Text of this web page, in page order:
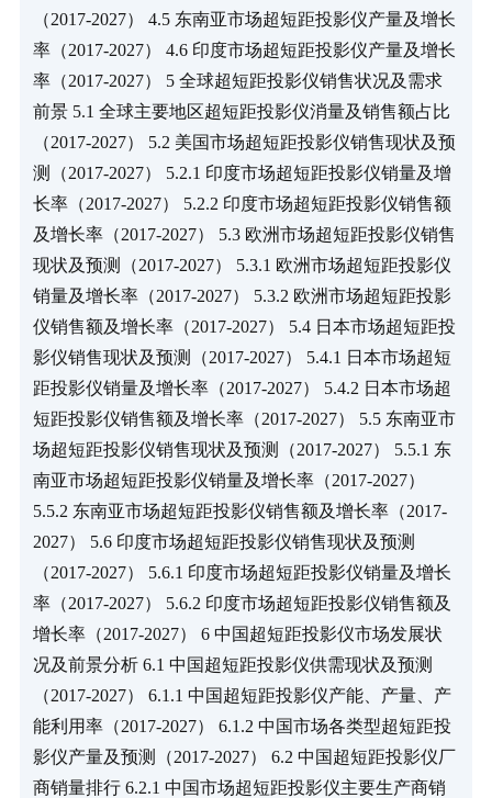
（2017-2027） 4.5 东南亚市场超短距投影仪产量及增长
率（2017-2027） 4.6 印度市场超短距投影仪产量及增长
率（2017-2027） 5 全球超短距投影仪销售状况及需求
前景 5.1 全球主要地区超短距投影仪消量及销售额占比
（2017-2027） 5.2 美国市场超短距投影仪销售现状及预
测（2017-2027） 5.2.1 印度市场超短距投影仪销量及增
长率（2017-2027） 5.2.2 印度市场超短距投影仪销售额
及增长率（2017-2027） 5.3 欧洲市场超短距投影仪销售
现状及预测（2017-2027） 5.3.1 欧洲市场超短距投影仪
销量及增长率（2017-2027） 5.3.2 欧洲市场超短距投影
仪销售额及增长率（2017-2027） 5.4 日本市场超短距投
影仪销售现状及预测（2017-2027） 5.4.1 日本市场超短
距投影仪销量及增长率（2017-2027） 5.4.2 日本市场超
短距投影仪销售额及增长率（2017-2027） 5.5 东南亚市
场超短距投影仪销售现状及预测（2017-2027） 5.5.1 东
南亚市场超短距投影仪销量及增长率（2017-2027）
5.5.2 东南亚市场超短距投影仪销售额及增长率（2017-
2027） 5.6 印度市场超短距投影仪销售现状及预测
（2017-2027） 5.6.1 印度市场超短距投影仪销量及增长
率（2017-2027） 5.6.2 印度市场超短距投影仪销售额及
增长率（2017-2027） 6 中国超短距投影仪市场发展状
况及前景分析 6.1 中国超短距投影仪供需现状及预测
（2017-2027） 6.1.1 中国超短距投影仪产能、产量、产
能利用率（2017-2027） 6.1.2 中国市场各类型超短距投
影仪产量及预测（2017-2027） 6.2 中国超短距投影仪厂
商销量排行 6.2.1 中国市场超短距投影仪主要生产商销